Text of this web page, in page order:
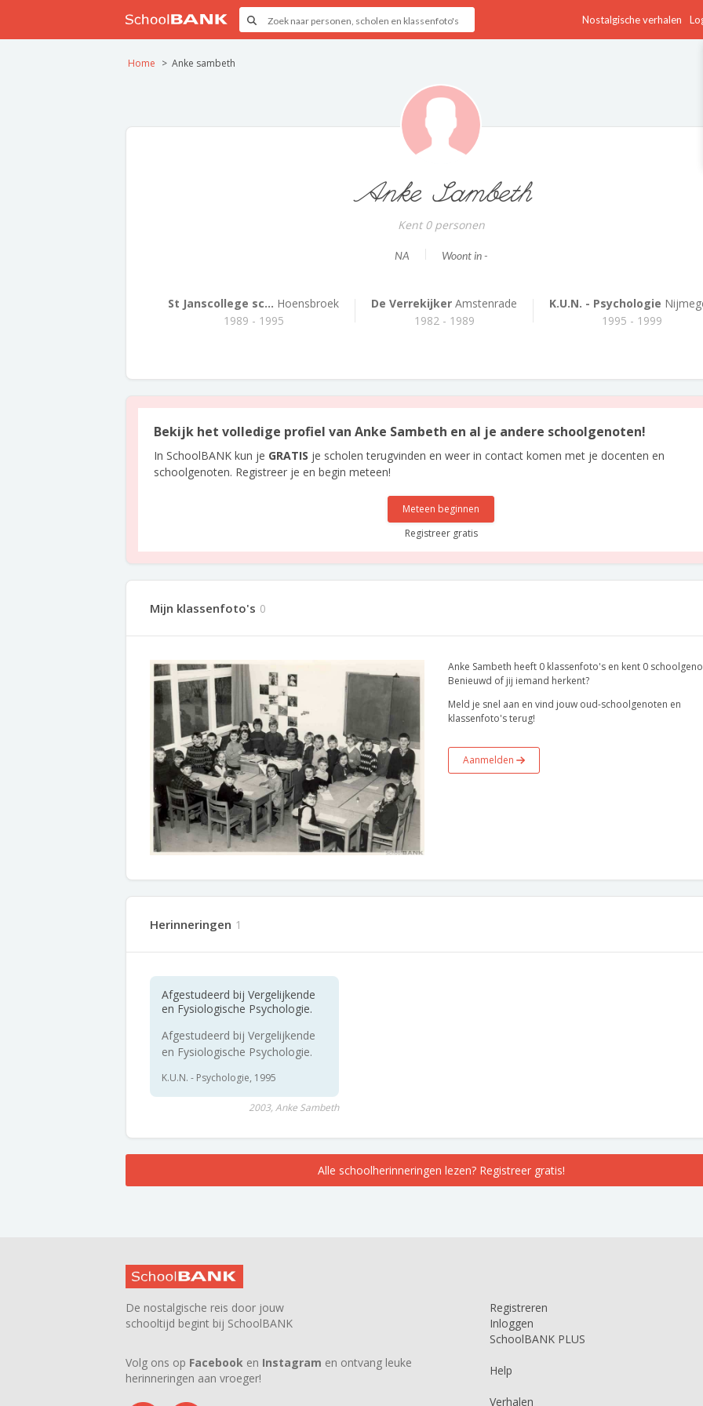
Nostalgische verhalen
Home Anke sambeth
Anke Sambeth
Kent 0 personen
NA Woont in -
St Janscollege sc... Hoensbroek
1989 - 1995
De Verrekijker Amstenrade
1982 - 1989
K.U.N. - Psychologie
1995 - 1999
Bekijk het volledige profiel van Anke Sambeth en al je andere schoolgenoten!
In SchoolBANK kun je GRATIS je scholen terugvinden en weer in contact komen met je docenten en
schoolgenoten. Registreer je en begin meteen!
Meteen beginnen
Registreer gratis
Mijn klassenfoto's 0
Anke Sambeth heeft 0 klassenfoto's en kent 0
Benieuwd of jij iemand herkent?
Meld je snel aan en vind jouw oud-schoolgenoten en
klassenfoto's terug!
Aanmelden
Herinneringen 1
Afgestudeerd bij Vergelijkende
en Fysiologische Psychologie.
Afgestudeerd bij Vergelijkende
en Fysiologische Psychologie.
K.U.N. - Psychologie, 1995
2003, Anke Sambeth
Alle schoolherinneringen lezen? Registreer gratis!
De nostalgische reis door jouw
schooltijd begint bij SchoolBANK
Volg ons op Facebook en Instagram en ontvang leuke
herinneringen aan vroeger!
Registreren
Inloggen
SchoolBANK PLUS
Help
Verhalen